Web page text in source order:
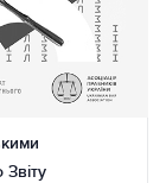
Звіту